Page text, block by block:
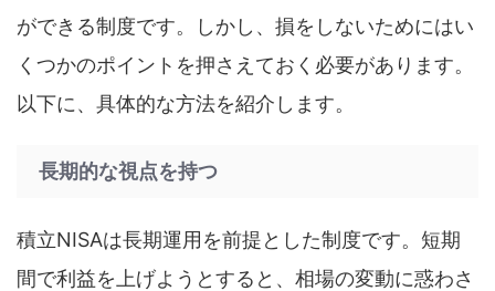
ができる制度です。しかし、損をしないためにはい
くつかのポイントを押さえておく必要があります。
以下に、具体的な方法を紹介します。
長期的な視点を持つ
積立NISAは長期運用を前提とした制度です。短期
間で利益を上げようとすると、相場の変動に惑わさ